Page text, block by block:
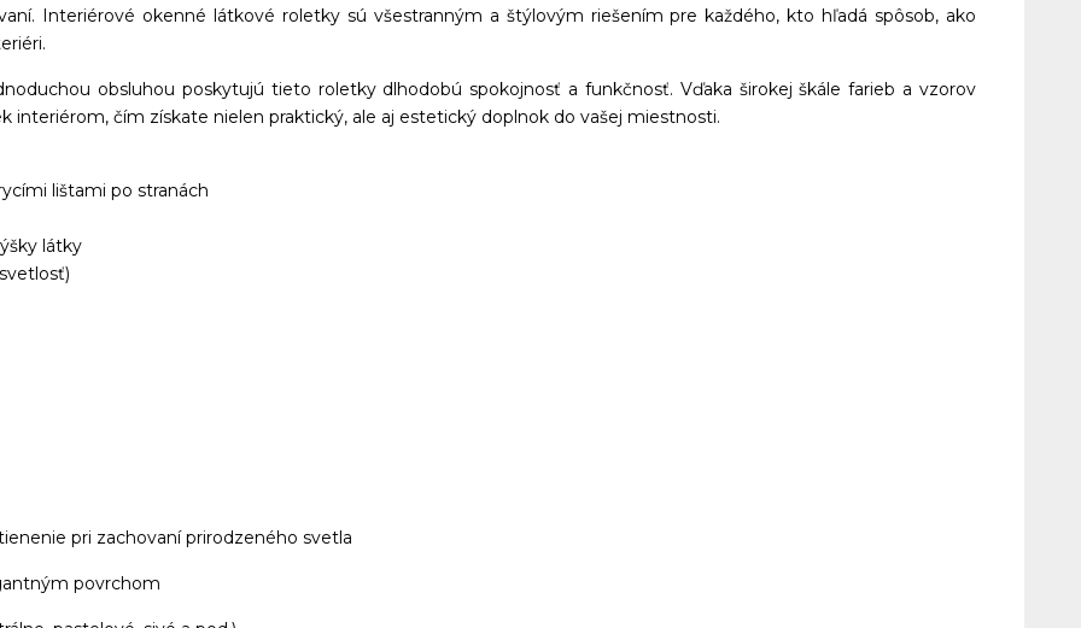
Interiérové okenné látkové roletky sú všestranným a štýlovým riešením pre každého, kto hľadá spôsob, ako
obsluhou poskytujú tieto roletky dlhodobú spokojnosť a funkčnosť. Vďaka širokej škále farieb a vzorov
čím získate nielen praktický, ale aj estetický doplnok do vašej miestnosti.
lištami po stranách
látky
pri zachovaní prirodzeného svetla
povrchom